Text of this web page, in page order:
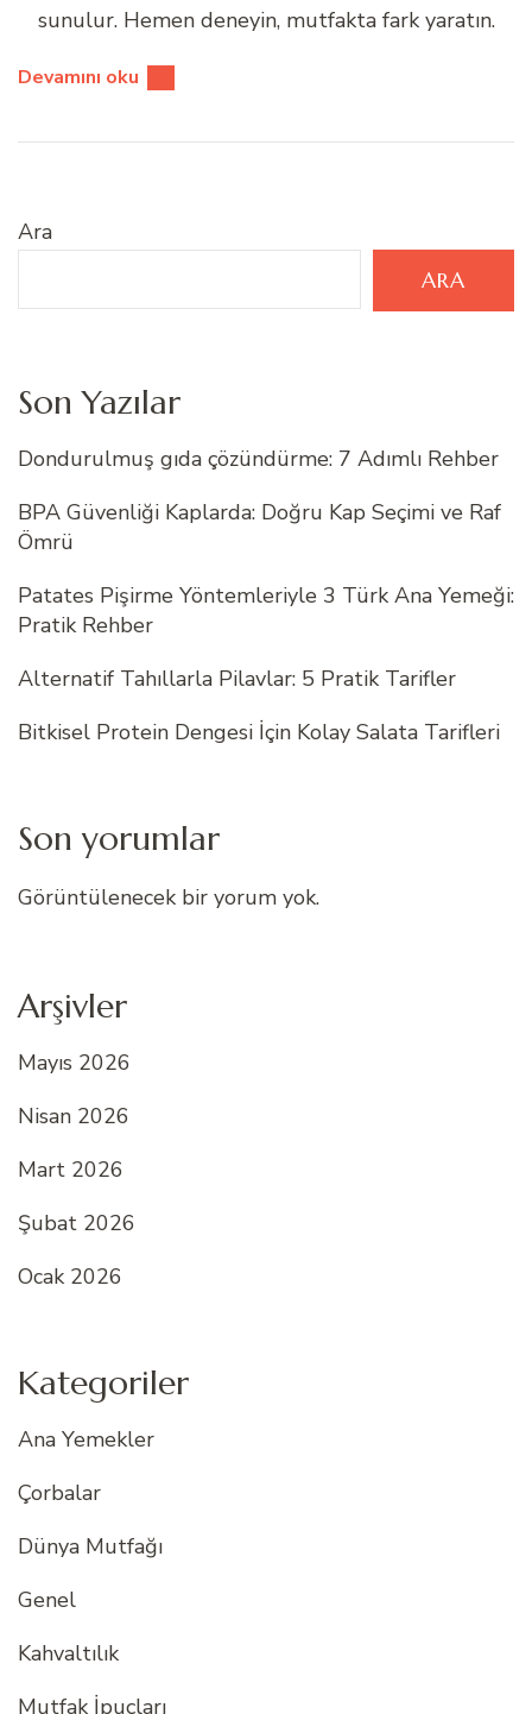
sunulur. Hemen deneyin, mutfakta fark yaratın.
Devamını oku
Ara
ARA
Son Yazılar
Dondurulmuş gıda çözündürme: 7 Adımlı Rehber
BPA Güvenliği Kaplarda: Doğru Kap Seçimi ve Raf
Ömrü
Patates Pişirme Yöntemleriyle 3 Türk Ana Yemeği:
Pratik Rehber
Alternatif Tahıllarla Pilavlar: 5 Pratik Tarifler
Bitkisel Protein Dengesi İçin Kolay Salata Tarifleri
Son yorumlar
Görüntülenecek bir yorum yok.
Arşivler
Mayıs 2026
Nisan 2026
Mart 2026
Şubat 2026
Ocak 2026
Kategoriler
Ana Yemekler
Çorbalar
Dünya Mutfağı
Genel
Kahvaltılık
Mutfak İpuçları